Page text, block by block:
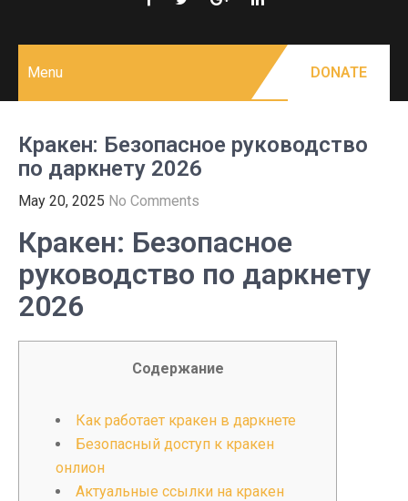
Menu DONATE
Кракен: Безопасное руководство
по даркнету 2026
May 20, 2025 No Comments
Кракен: Безопасное
руководство по даркнету
2026
Содержание
Как работает кракен в даркнете
Безопасный доступ к кракен
онлион
Актуальные ссылки на кракен